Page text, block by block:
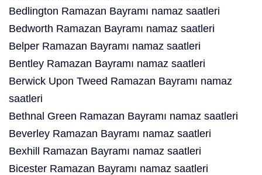
Bedlington Ramazan Bayramı namaz saatleri
Bedworth Ramazan Bayramı namaz saatleri
Belper Ramazan Bayramı namaz saatleri
Bentley Ramazan Bayramı namaz saatleri
Berwick Upon Tweed Ramazan Bayramı namaz
saatleri
Bethnal Green Ramazan Bayramı namaz saatleri
Beverley Ramazan Bayramı namaz saatleri
Bexhill Ramazan Bayramı namaz saatleri
Bicester Ramazan Bayramı namaz saatleri